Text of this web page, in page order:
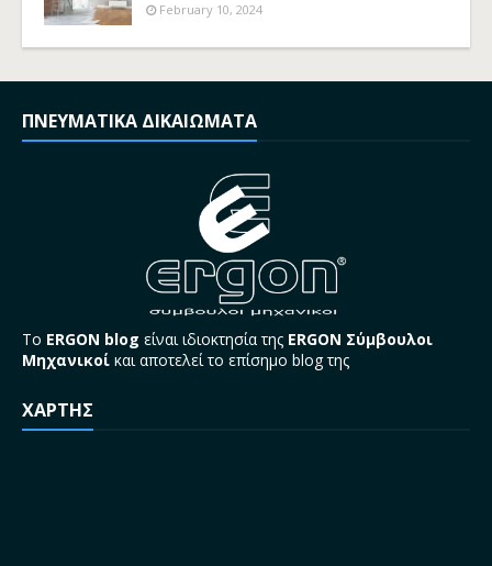
February 10, 2024
ΠΝΕΥΜΑΤΙΚΑ ΔΙΚΑΙΩΜΑΤΑ
Το ERGON blog είναι ιδιοκτησία της ERGON Σύμβουλοι
Μηχανικοί και αποτελεί το επίσημο blog της
ΧΑΡΤΗΣ